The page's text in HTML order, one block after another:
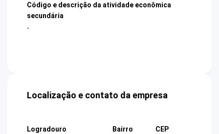
Código e descrição da atividade econômica
secundária
-
Localização e contato da empresa
Logradouro
Bairro
CEP